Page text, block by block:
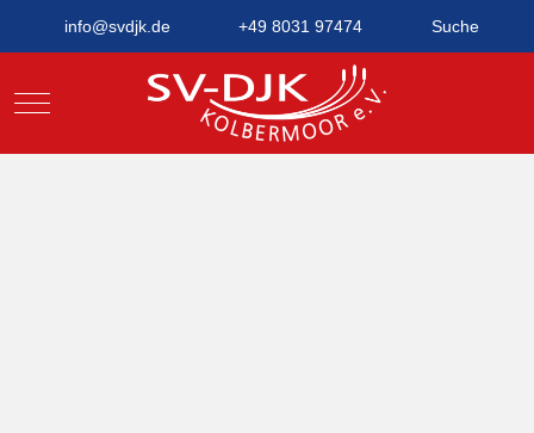
info@svdjk.de +49 8031 97474 Suche
Mobile Menu Toggle